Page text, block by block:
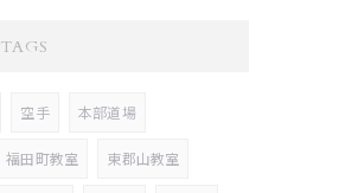
TAGS
空手 本部道場
福田町教室 東郡山教室